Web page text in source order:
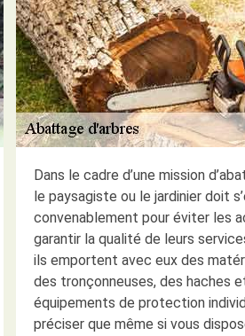
Dans le cadre d’une mission
le paysagiste ou le jardinier doit
convenablement pour éviter les
garantir la qualité de leurs
ils emportent avec eux des
des tronçonneuses, des haches
équipements de protection
préciser que même si vous